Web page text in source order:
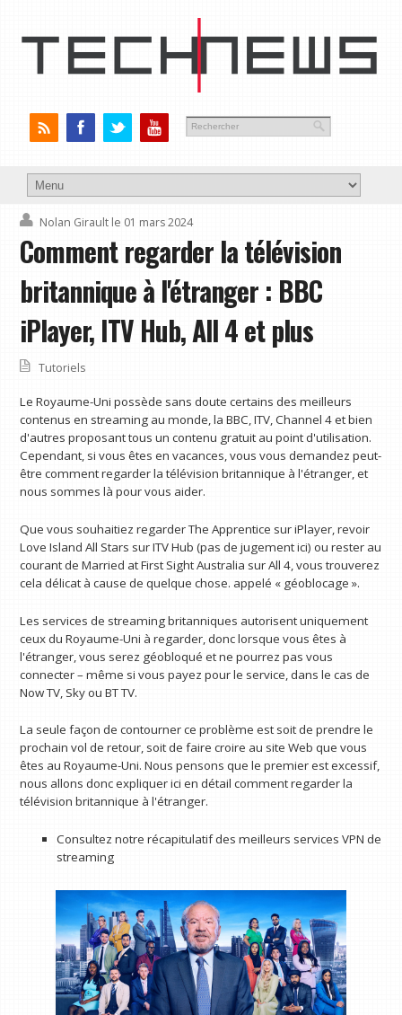
Nolan Girault le 01 mars 2024
Comment regarder la télévision
britannique à l'étranger : BBC
iPlayer, ITV Hub, All 4 et plus
Tutoriels
Le Royaume-Uni possède sans doute certains des meilleurs
contenus en streaming au monde, la BBC, ITV, Channel 4 et bien
d'autres proposant tous un contenu gratuit au point d'utilisation.
Cependant, si vous êtes en vacances, vous vous demandez peut-
être comment regarder la télévision britannique à l'étranger, et
nous sommes là pour vous aider.
Que vous souhaitiez regarder The Apprentice sur iPlayer, revoir
Love Island All Stars sur ITV Hub (pas de jugement ici) ou rester au
courant de Married at First Sight Australia sur All 4, vous trouverez
cela délicat à cause de quelque chose. appelé « géoblocage ».
Les services de streaming britanniques autorisent uniquement
ceux du Royaume-Uni à regarder, donc lorsque vous êtes à
l'étranger, vous serez géobloqué et ne pourrez pas vous
connecter – même si vous payez pour le service, dans le cas de
Now TV, Sky ou BT TV.
La seule façon de contourner ce problème est soit de prendre le
prochain vol de retour, soit de faire croire au site Web que vous
êtes au Royaume-Uni. Nous pensons que le premier est excessif,
nous allons donc expliquer ici en détail comment regarder la
télévision britannique à l'étranger.
Consultez notre récapitulatif des meilleurs services VPN de
streaming